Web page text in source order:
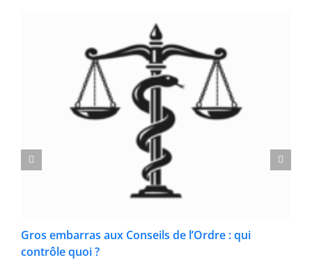
Gros embarras aux Conseils de l’Ordre : qui
contrôle quoi ?